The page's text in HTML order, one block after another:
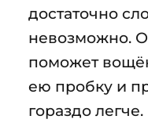
достаточно
невозможно.
поможет
ею пробку и
гораздо легче.